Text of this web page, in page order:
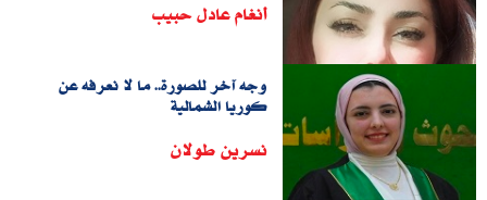
أنغام عادل حبيب
وجه آخر للصورة.. ما لا نعرفه عن
كوريا الشمالية
نسرين طولان